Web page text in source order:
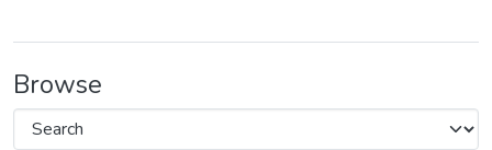
Browse